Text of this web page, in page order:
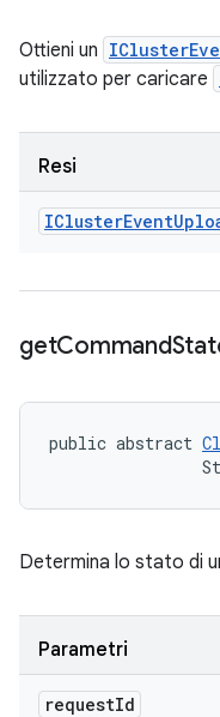
Ottieni un
utilizzato per caricare
Resi
IClusterEvent
getCommand
public abstract
Determina lo stato di
Parametri
requestId